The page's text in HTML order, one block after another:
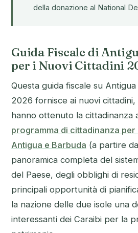
della donazione al National
Guida Fiscale di
per i Nuovi Cittadini
Questa guida fiscale su
2026 fornisce ai nuovi
hanno ottenuto la cittadinanza
programma di cittadinanza per
Antigua e Barbuda (a partire
panoramica completa del
del Paese, degli obblighi di
principali opportunità di
la nazione delle due isole una
interessanti dei Caraibi per la